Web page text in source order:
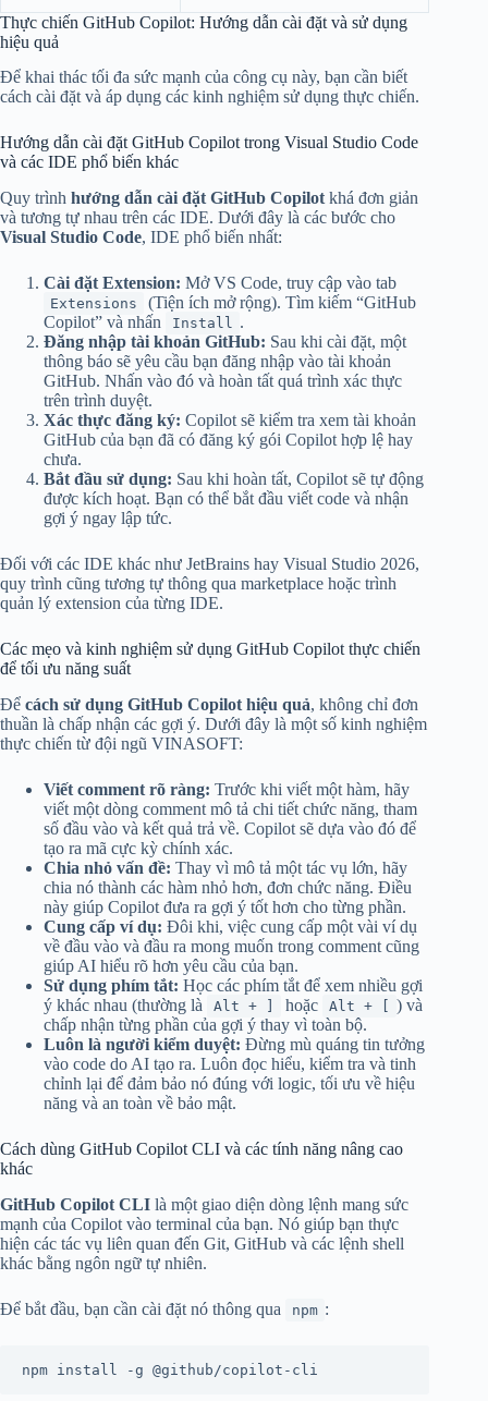
Thực chiến GitHub Copilot: Hướng dẫn cài đặt và sử dụng
hiệu quả
Để khai thác tối đa sức mạnh của công cụ này, bạn cần biết
cách cài đặt và áp dụng các kinh nghiệm sử dụng thực chiến.
Hướng dẫn cài đặt GitHub Copilot trong Visual Studio Code
và các IDE phổ biến khác
Quy trình hướng dẫn cài đặt GitHub Copilot khá đơn giản
và tương tự nhau trên các IDE. Dưới đây là các bước cho
Visual Studio Code, IDE phổ biến nhất:
Cài đặt Extension: Mở VS Code, truy cập vào tab
Extensions
(Tiện ích mở rộng). Tìm kiếm “GitHub
Copilot” và nhấn
Install .
Đăng nhập tài khoản GitHub: Sau khi cài đặt, một
thông báo sẽ yêu cầu bạn đăng nhập vào tài khoản
GitHub. Nhấn vào đó và hoàn tất quá trình xác thực
trên trình duyệt.
Xác thực đăng ký: Copilot sẽ kiểm tra xem tài khoản
GitHub của bạn đã có đăng ký gói Copilot hợp lệ hay
chưa.
Bắt đầu sử dụng: Sau khi hoàn tất, Copilot sẽ tự động
được kích hoạt. Bạn có thể bắt đầu viết code và nhận
gợi ý ngay lập tức.
Đối với các IDE khác như JetBrains hay Visual Studio 2026,
quy trình cũng tương tự thông qua marketplace hoặc trình
quản lý extension của từng IDE.
Các mẹo và kinh nghiệm sử dụng GitHub Copilot thực chiến
để tối ưu năng suất
Để cách sử dụng GitHub Copilot hiệu quả, không chỉ đơn
thuần là chấp nhận các gợi ý. Dưới đây là một số kinh nghiệm
thực chiến từ đội ngũ VINASOFT:
Viết comment rõ ràng: Trước khi viết một hàm, hãy
viết một dòng comment mô tả chi tiết chức năng, tham
số đầu vào và kết quả trả về. Copilot sẽ dựa vào đó để
tạo ra mã cực kỳ chính xác.
Chia nhỏ vấn đề: Thay vì mô tả một tác vụ lớn, hãy
chia nó thành các hàm nhỏ hơn, đơn chức năng. Điều
này giúp Copilot đưa ra gợi ý tốt hơn cho từng phần.
Cung cấp ví dụ: Đôi khi, việc cung cấp một vài ví dụ
về đầu vào và đầu ra mong muốn trong comment cũng
giúp AI hiểu rõ hơn yêu cầu của bạn.
Sử dụng phím tắt: Học các phím tắt để xem nhiều gợi
ý khác nhau (thường là
Alt + ] hoặc Alt + [
) và
chấp nhận từng phần của gợi ý thay vì toàn bộ.
Luôn là người kiểm duyệt: Đừng mù quáng tin tưởng
vào code do AI tạo ra. Luôn đọc hiểu, kiểm tra và tinh
chỉnh lại để đảm bảo nó đúng với logic, tối ưu về hiệu
năng và an toàn về bảo mật.
Cách dùng GitHub Copilot CLI và các tính năng nâng cao
khác
GitHub Copilot CLI là một giao diện dòng lệnh mang sức
mạnh của Copilot vào terminal của bạn. Nó giúp bạn thực
hiện các tác vụ liên quan đến Git, GitHub và các lệnh shell
khác bằng ngôn ngữ tự nhiên.
Để bắt đầu, bạn cần cài đặt nó thông qua npm :